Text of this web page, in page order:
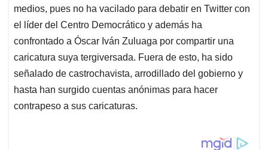
medios, pues no ha vacilado para debatir en Twitter con
el líder del Centro Democrático y además ha
confrontado a Óscar Iván Zuluaga por compartir una
caricatura suya tergiversada. Fuera de esto, ha sido
señalado de castrochavista, arrodillado del gobierno y
hasta han surgido cuentas anónimas para hacer
contrapeso a sus caricaturas.